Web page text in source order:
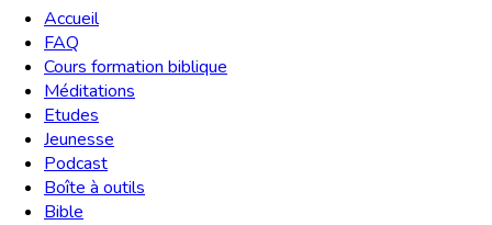
Accueil
FAQ
Cours formation biblique
Méditations
Etudes
Jeunesse
Podcast
Boîte à outils
Bible